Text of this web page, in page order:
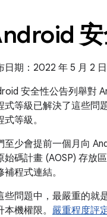
安
日期：2022 年 5 月 2
安全性公告列舉對
式等級已解決了這些問
式等級。
至少會提前一個月向
始碼計畫 (AOSP) 存放
補程式連結。
些問題中，最嚴重的就
本機權限。 嚴重程度評